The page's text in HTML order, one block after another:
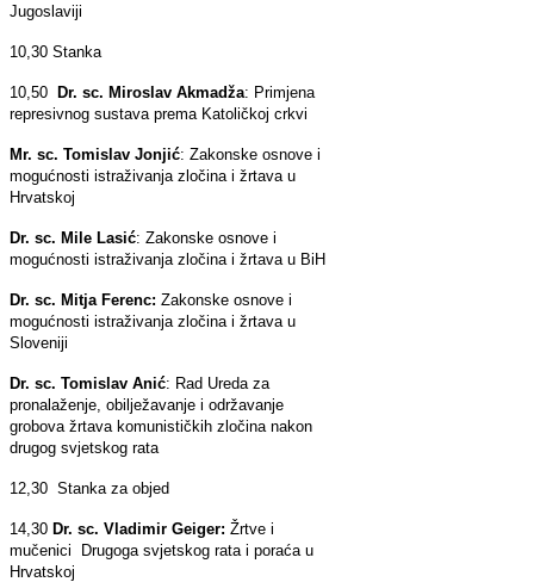
Jugoslaviji
10,30 Stanka
10,50 Dr. sc. Miroslav Akmadža: Primjena
represivnog sustava prema Katoličkoj crkvi
Mr. sc. Tomislav Jonjić: Zakonske osnove i
mogućnosti istraživanja zločina i žrtava u
Hrvatskoj
Dr. sc. Mile Lasić: Zakonske osnove i
mogućnosti istraživanja zločina i žrtava u BiH
Dr. sc. Mitja Ferenc: Zakonske osnove i
mogućnosti istraživanja zločina i žrtava u
Sloveniji
Dr. sc. Tomislav Anić: Rad Ureda za
pronalaženje, obilježavanje i održavanje
grobova žrtava komunističkih zločina nakon
drugog svjetskog rata
12,30 Stanka za objed
14,30 Dr. sc. Vladimir Geiger: Žrtve i
mučenici Drugoga svjetskog rata i poraća u
Hrvatskoj